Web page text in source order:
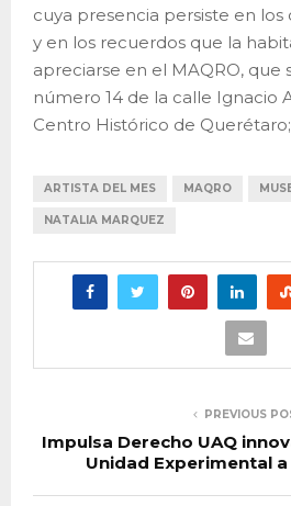
cuya presencia persiste en
y en los recuerdos que la
apreciarse en el MAQRO, que
número 14 de la calle Ignacio
Centro Histórico de
ARTISTA DEL MES MAQRO
NATALIA MARQUEZ
PREVIOUS
Impulsa Derecho UAQ
Unidad Experimental